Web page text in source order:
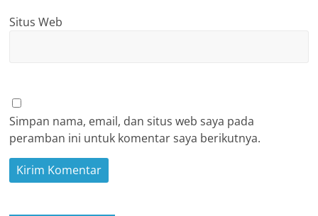
Situs Web
Simpan nama, email, dan situs web saya pada
peramban ini untuk komentar saya berikutnya.